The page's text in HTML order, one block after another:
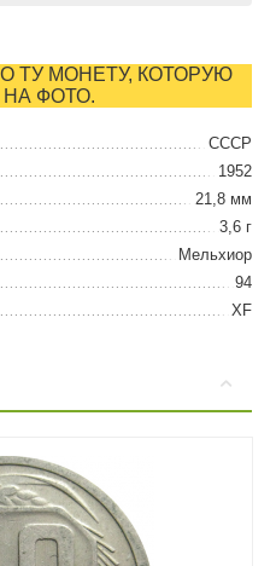
ТУ МОНЕТУ, КОТОРУЮ
ФОТО.
СССР
1952
21,8 мм
3,6 г
Мельхиор
94
XF